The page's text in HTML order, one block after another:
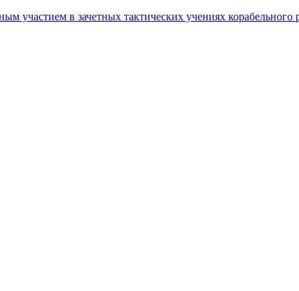
в зачетных тактических учениях корабельного